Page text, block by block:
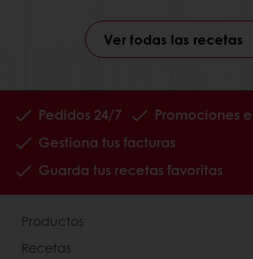
Ver todas las recetas
Pedidos 24/7
Promociones
Gestiona tus facturas
Guarda tus recetas favoritas
Productos
Recetas